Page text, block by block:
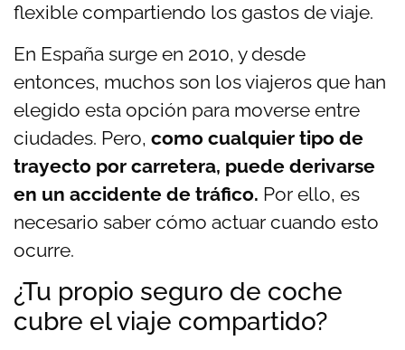
flexible compartiendo los gastos de viaje.
En España surge en 2010, y desde
entonces, muchos son los viajeros que han
elegido esta opción para moverse entre
ciudades. Pero, como cualquier tipo de
trayecto por carretera, puede derivarse
en un accidente de tráfico. Por ello, es
necesario saber cómo actuar cuando esto
ocurre.
¿Tu propio seguro de coche
cubre el viaje compartido?